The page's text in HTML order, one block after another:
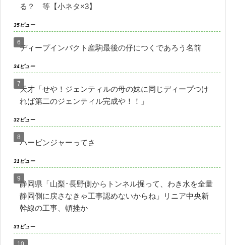
る？ 等【小ネタ×3】
35ビュー
ディープインパクト産駒最後の仔につくであろう名前
34ビュー
天才「せや！ジェンティルの母の妹に同じディープつけ
れば第二のジェンティル完成や！！」
32ビュー
ハービンジャーってさ
31ビュー
静岡県「山梨･長野側からトンネル掘って、わき水を全量
静岡側に戻さなきゃ工事認めないからね」リニア中央新
幹線の工事、頓挫か
31ビュー